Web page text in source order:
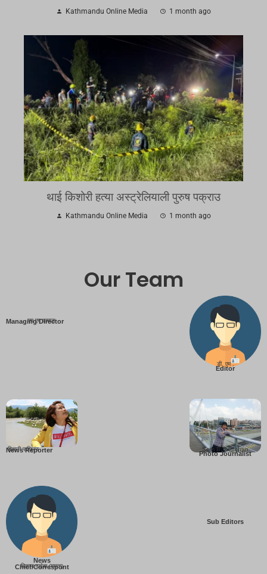
Kathmandu Online Media 1 month ago
थाई किशोरी हत्या अस्ट्रेलियाली पुरुष पक्राउ
Kathmandu Online Media 1 month ago
Our Team
Managing Director
एम एम तामाङ
Editor
डी. एम .
News Reporter
बिहानी पाख्रिन
Photo Journalist
Som B. Lopchan
News
Chief/Correspont
बिज्ञान वाईबा (ममता)
Sub Editors